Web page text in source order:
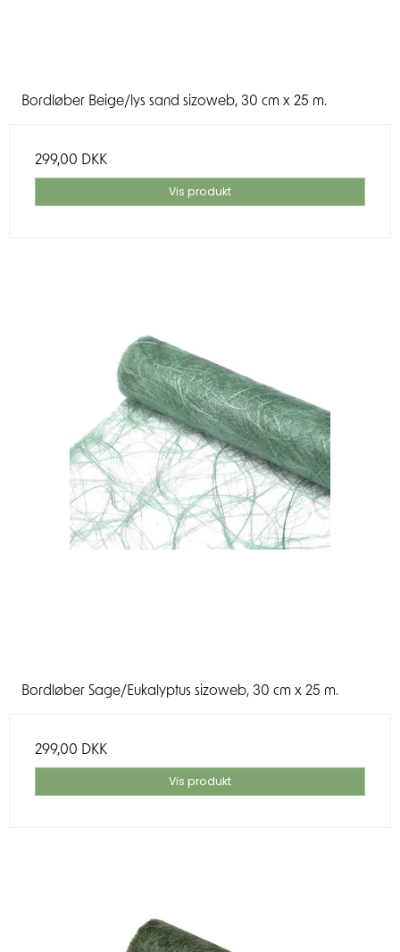
Bordløber Beige/lys sand sizoweb, 30 cm x 25 m.
299,00 DKK
Vis produkt
Bordløber Sage/Eukalyptus sizoweb, 30 cm x 25 m.
299,00 DKK
Vis produkt